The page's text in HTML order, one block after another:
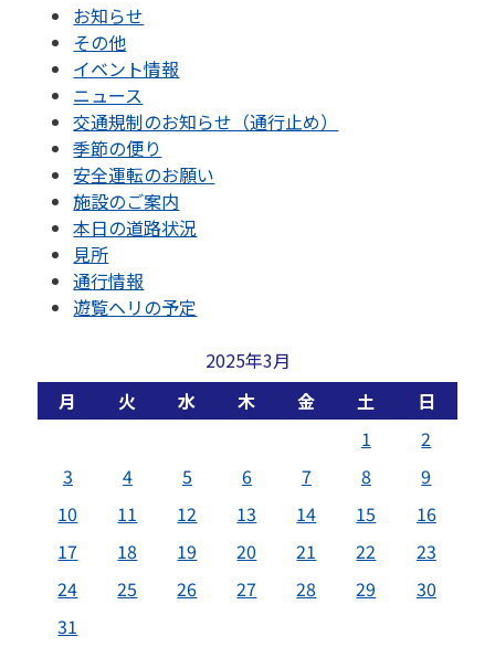
お知らせ
その他
イベント情報
ニュース
交通規制のお知らせ（通行止め）
季節の便り
安全運転のお願い
施設のご案内
本日の道路状況
見所
通行情報
遊覧ヘリの予定
2025年3月
月
火 水 木 金 土
日
1
2
3
4 5 6 7 8
9
10
11 12 13 14 15
16
17
18 19 20 21 22
23
24
25 26 27 28 29
30
31